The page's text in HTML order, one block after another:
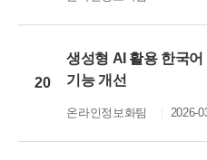
20
생성형 AI 활용 한국
기능 개선
온라인정보화팀 2026-